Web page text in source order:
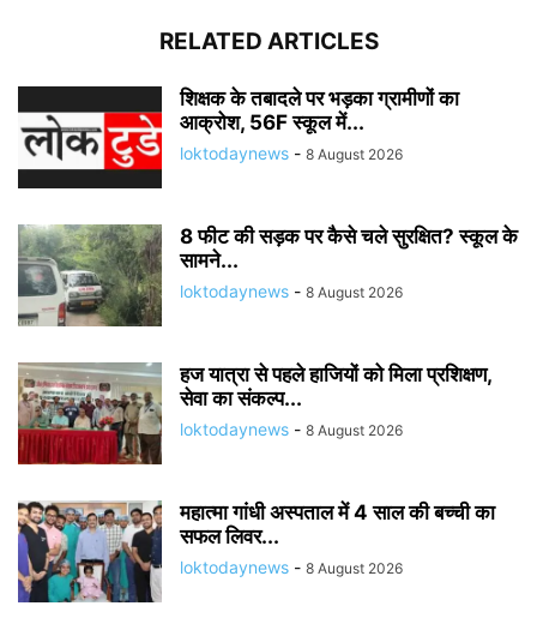
RELATED ARTICLES
शिक्षक के तबादले पर भड़का ग्रामीणों का
आक्रोश, 56F स्कूल में...
loktodaynews - 8 August 2026
8 फीट की सड़क पर कैसे चले सुरक्षित? स्कूल के
सामने...
loktodaynews - 8 August 2026
हज यात्रा से पहले हाजियों को मिला प्रशिक्षण,
सेवा का संकल्प...
loktodaynews - 8 August 2026
महात्मा गांधी अस्पताल में 4 साल की बच्ची का
सफल लिवर...
loktodaynews - 8 August 2026